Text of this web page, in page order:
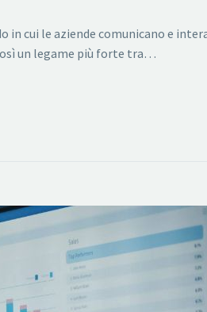
in cui le aziende comunicano e
un legame più forte tra…